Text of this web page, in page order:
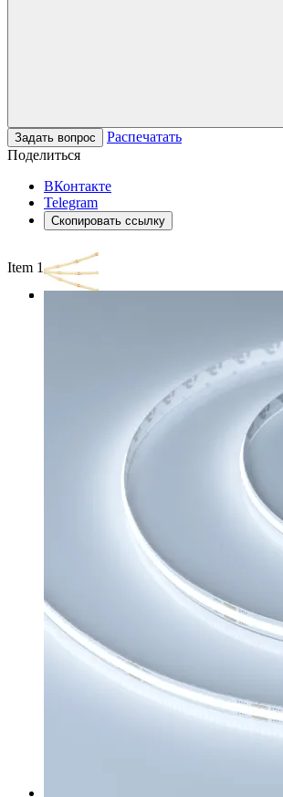
Задать вопрос
Распечатать
Поделиться
ВКонтакте
Telegram
Скопировать ссылку
Item 1 of 3